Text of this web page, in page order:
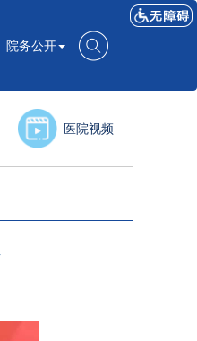
院务公开
医院视频